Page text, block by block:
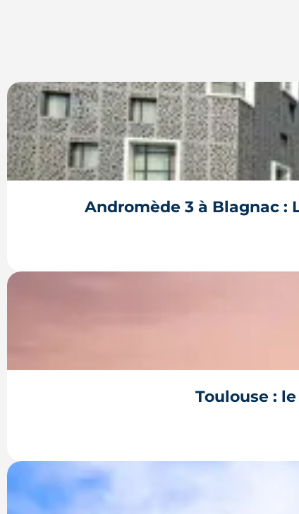
Andromède 3 à Blagnac :
La troisième et dernière phase de
protégé, la cisticole des joncs, contraint
Toulouse :